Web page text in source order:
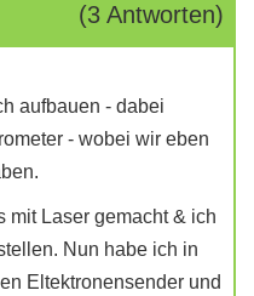
(3 Antworten)
aufbauen - dabei
- wobei wir eben
mit Laser gemacht & ich
Nun habe ich in
Eltektronensender und